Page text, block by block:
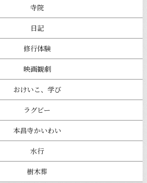
寺院
日記
修行体験
映画観劇
おけいこ、学び
ラグビー
本昌寺かいわい
水行
樹木葬